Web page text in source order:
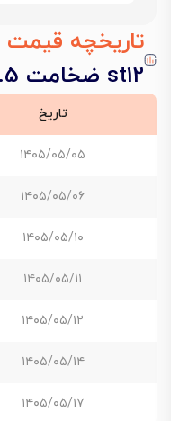
تاریخچه قیمت
st12 ضخامت 0.5 عرض 1250
تاریخ
۱۴۰۵/۰۵/۰۵
۱۴۰۵/۰۵/۰۶
۱۴۰۵/۰۵/۱۰
۱۴۰۵/۰۵/۱۱
۱۴۰۵/۰۵/۱۲
۱۴۰۵/۰۵/۱۴
۱۴۰۵/۰۵/۱۷